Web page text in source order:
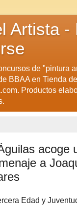
Artista -
de "pintura
BBAA en Tienda
Productos
acoge
a
Edad y